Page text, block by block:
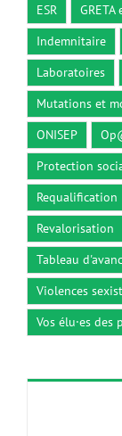
ESR
Indemnitaire
Laboratoires
Mutations et
ONISEP
Protection
Requalification
Revalorisation
Tableau
Violences
Vos élu·es des